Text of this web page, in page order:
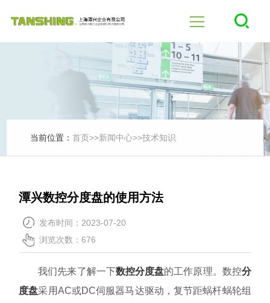
首页
四轴
五轴
当前位置：首页>>新闻中心>>技术知识
潭兴数控分度盘的使用方法
发布时间：2023-07-20
浏览次数：676
我们先来了解一下数控分度盘的工作原理。数控分
度盘采用AC或DC伺服器马达驱动，复节距蜗杆蜗轮组